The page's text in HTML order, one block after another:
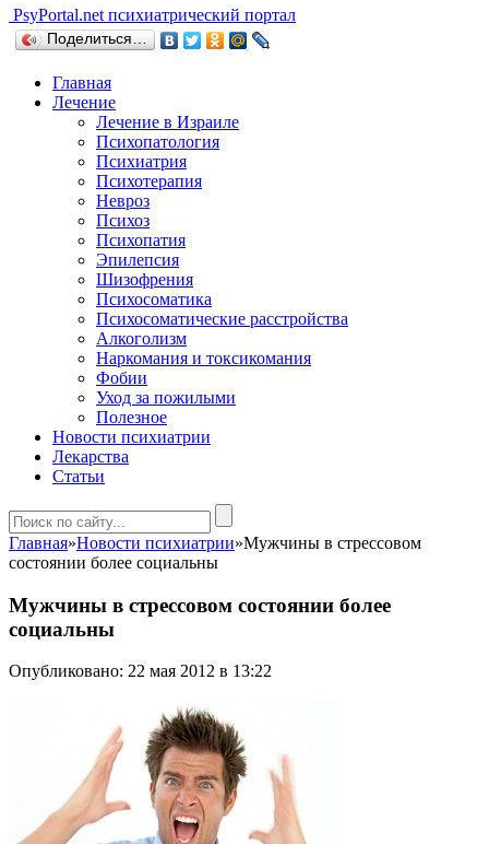
PsyPortal.net психиатрический портал
Поделиться…
Главная
Лечение
Лечение в Израиле
Психопатология
Психиатрия
Психотерапия
Невроз
Психоз
Психопатия
Эпилепсия
Шизофрения
Психосоматика
Психосоматические расстройства
Алкоголизм
Наркомания и токсикомания
Фобии
Уход за пожилыми
Полезное
Новости психиатрии
Лекарства
Статьи
Главная»Новости психиатрии»Мужчины в стрессовом
состоянии более социальны
Мужчины в стрессовом состоянии более
социальны
Опубликовано: 22 мая 2012 в 13:22